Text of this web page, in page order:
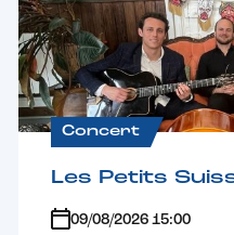
Concert
Les Petits
09/08/2026 15:00